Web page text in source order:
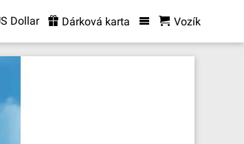
Dollar Dárková karta Vozík